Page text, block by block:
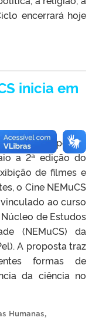
encerrará hoje
inicia em
em Tempos de
a 2ª edição do
de filmes e
o Cine NEMuCS
ao curso
de Estudos
(NEMuCS) da
A proposta traz
formas de
da ciência no
Humanas,